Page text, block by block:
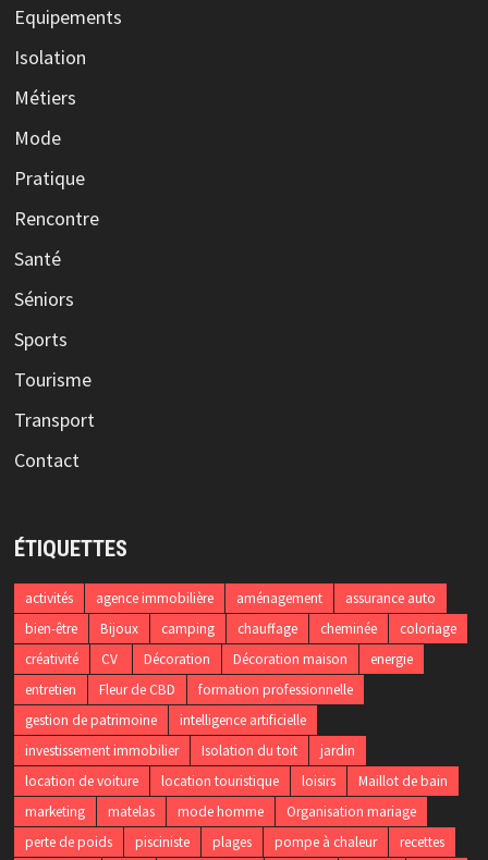
Equipements
Isolation
Métiers
Mode
Pratique
Rencontre
Santé
Séniors
Sports
Tourisme
Transport
Contact
ÉTIQUETTES
activités agence immobilière aménagement
assurance auto
bien-être
Bijoux camping chauffage cheminée
coloriage
créativité
CV Décoration Décoration maison
energie
entretien
Fleur de CBD
formation professionnelle
gestion de patrimoine
intelligence artificielle
investissement immobilier
Isolation du toit
jardin
location de voiture
location touristique loisirs
Maillot de bain
marketing
matelas mode homme
Organisation mariage
perte de poids
pisciniste plages pompe à chaleur recettes